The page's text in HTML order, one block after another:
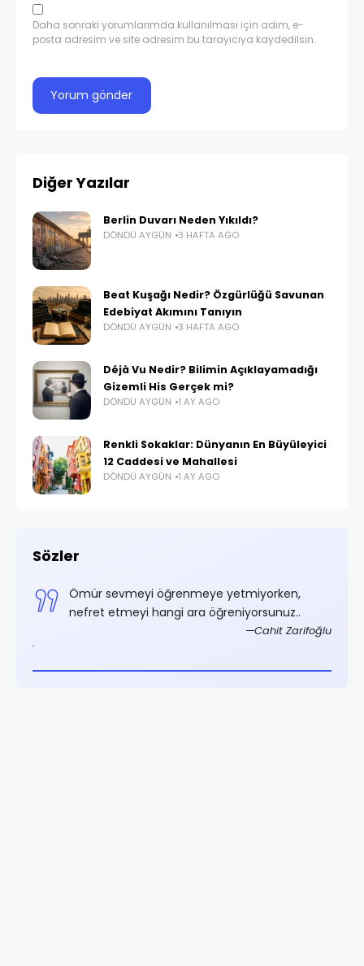
Daha sonraki yorumlarımda kullanılması için adım, e-
posta adresim ve site adresim bu tarayıcıya kaydedilsin.
Diğer Yazılar
Berlin Duvarı Neden Yıkıldı?
DÖNDÜ AYGÜN 3 HAFTA AGO
Beat Kuşağı Nedir? Özgürlüğü Savunan
Edebiyat Akımını Tanıyın
DÖNDÜ AYGÜN 3 HAFTA AGO
Déjà Vu Nedir? Bilimin Açıklayamadığı
Gizemli His Gerçek mi?
DÖNDÜ AYGÜN 1 AY AGO
Renkli Sokaklar: Dünyanın En Büyüleyici
12 Caddesi ve Mahallesi
DÖNDÜ AYGÜN 1 AY AGO
Sözler
Ömür sevmeyi öğrenmeye yetmiyorken,
nefret etmeyi hangi ara öğreniyorsunuz..
Cahit Zarifoğlu